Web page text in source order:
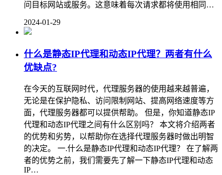
问目标网站或服务。这意味着每次请求都将使用相同…
2024-01-29
什么是静态IP代理和动态IP代理？两者有什么
优缺点?
在今天的互联网时代，代理服务器的使用越来越普遍，
无论是在保护隐私、访问限制网站、提高网络速度等方
面，代理服务器都可以提供帮助。 但是，你知道静态IP
代理和动态IP代理之间有什么区别吗？ 本文将介绍两者
的优势和劣势，以帮助你在选择代理服务器时做出明智
的决定。 一.什么是静态IP代理和动态IP代理？ 在了解两
者的优势之前，我们需要先了解一下静态IP代理和动态
IP…